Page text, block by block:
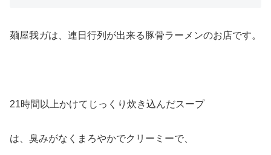
麺屋我ガは、連日行列が出来る豚骨ラーメンのお店です。
21時間以上かけてじっくり炊き込んだスープ
は、臭みがなくまろやかでクリーミーで、